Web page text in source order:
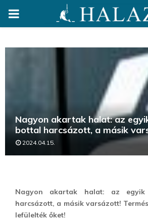
PRIMARY
Nagyon akartak halat: az
bottal harcsázott, a másik
2024.04.15.
Nagyon akartak halat: az
harcsázott, a másik varsázott!
lefülelték őket!